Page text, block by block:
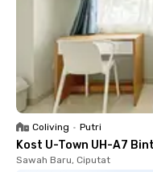
Coliving • Putri
Kost U-Town UH-A7
Sawah Baru, Ciputat